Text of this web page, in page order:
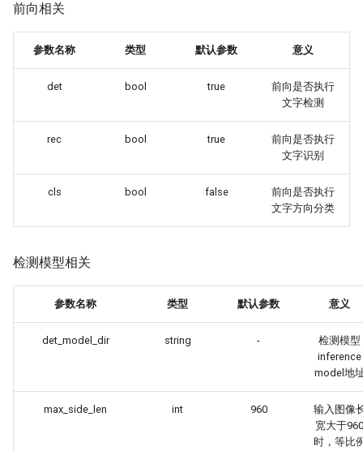
前向相关
参数名称 类型 默认参数 意义
det bool true
前向是否执行
文字检测
rec bool true
前向是否执行
文字识别
cls bool false
前向是否执行
文字方向分类
检测模型相关
参数名称 类型 默认参数 意义
det_model_dir string -
检测模型
inference
model地
max_side_len int 960
输入图像
宽大于960
时，等比